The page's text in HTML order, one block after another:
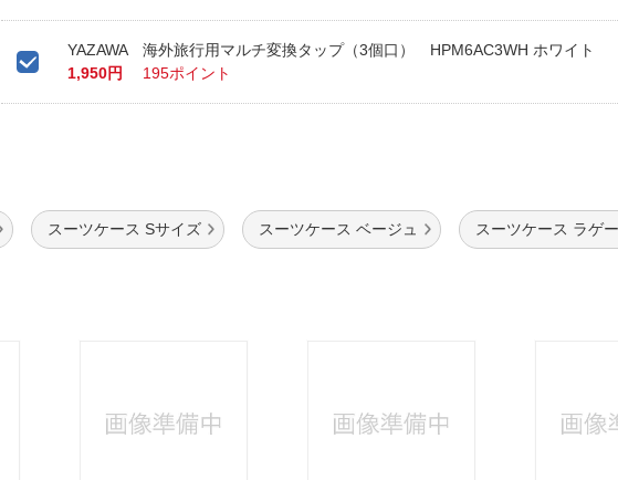
YAZAWA 海外旅行用マルチ変換タップ（3個口） HPM6AC3WH ホワイト
1,950円
195ポイント
スーツケース Sサイズ スーツケース ベージュ スーツケース ラゲ